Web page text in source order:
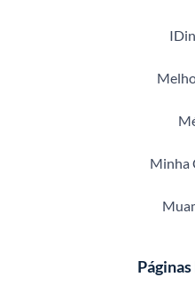
Minha